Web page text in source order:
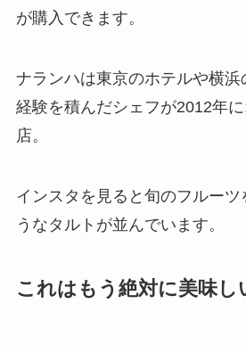
が購入できます。
ナランハは東京のホテルや横
経験を積んだシェフが2012年
店。
インスタを見ると旬のフルー
うなタルトが並んでいます。
これはもう絶対に美味し